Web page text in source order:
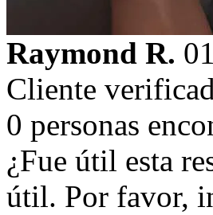
Raymond R.
Cliente
0 personas
¿Fue útil esta
útil. Por favor,